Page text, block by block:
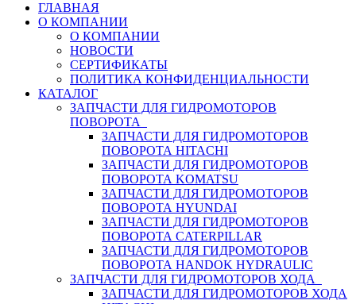
ГЛАВНАЯ
О КОМПАНИИ
О КОМПАНИИ
НОВОСТИ
СЕРТИФИКАТЫ
ПОЛИТИКА КОНФИДЕНЦИАЛЬНОСТИ
КАТАЛОГ
ЗАПЧАСТИ ДЛЯ ГИДРОМОТОРОВ
ПОВОРОТА
ЗАПЧАСТИ ДЛЯ ГИДРОМОТОРОВ
ПОВОРОТА HITACHI
ЗАПЧАСТИ ДЛЯ ГИДРОМОТОРОВ
ПОВОРОТА KOMATSU
ЗАПЧАСТИ ДЛЯ ГИДРОМОТОРОВ
ПОВОРОТА HYUNDAI
ЗАПЧАСТИ ДЛЯ ГИДРОМОТОРОВ
ПОВОРОТА CATERPILLAR
ЗАПЧАСТИ ДЛЯ ГИДРОМОТОРОВ
ПОВОРОТА HANDOK HYDRAULIC
ЗАПЧАСТИ ДЛЯ ГИДРОМОТОРОВ ХОДА
ЗАПЧАСТИ ДЛЯ ГИДРОМОТОРОВ ХОДА